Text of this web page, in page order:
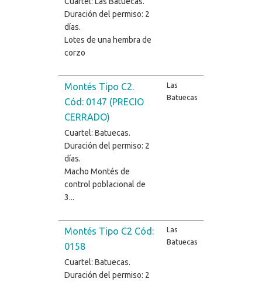
Duración del permiso: 2
días.
Lotes de una hembra de
corzo
Montés Tipo C2.
Cód: 0147 (PRECIO
CERRADO)
Cuartel: Batuecas.
Duración del permiso: 2
días.
Macho Montés de
control poblacional de
3...
Las
Batuecas
Montés Tipo C2 Cód:
0158
Cuartel: Batuecas.
Duración del permiso: 2
Las
Batuecas